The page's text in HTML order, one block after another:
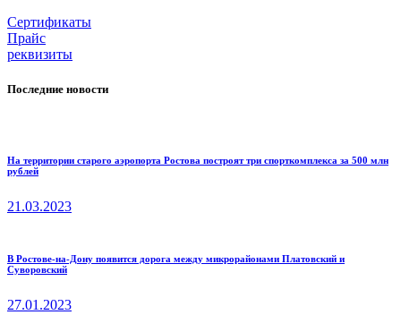
Cертификаты
Прайс
реквизиты
Последние новости
На территории старого аэропорта Ростова построят три спорткомплекса за 500 млн
рублей
21.03.2023
В Ростове-на-Дону появится дорога между микрорайонами Платовский и
Суворовский
27.01.2023